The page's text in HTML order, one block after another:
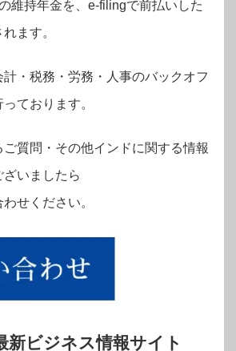
維持年金を、e-filingで前払いした
ます。
・税務・労務・人事のバックオフ
ております。
ご質問・その他インドに関する情報
いましたら
せください。
新ビジネス情報サイト